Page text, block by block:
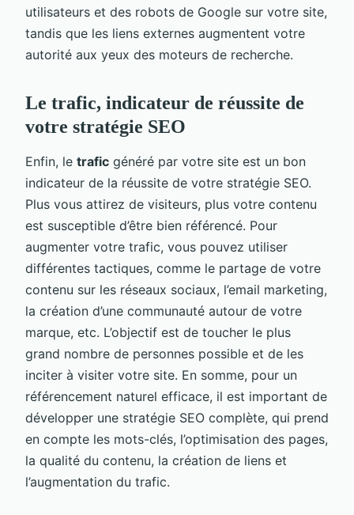
utilisateurs et des robots de Google sur votre site,
tandis que les liens externes augmentent votre
autorité aux yeux des moteurs de recherche.
Le trafic, indicateur de réussite de
votre stratégie SEO
Enfin, le trafic généré par votre site est un bon
indicateur de la réussite de votre stratégie SEO.
Plus vous attirez de visiteurs, plus votre contenu
est susceptible d’être bien référencé. Pour
augmenter votre trafic, vous pouvez utiliser
différentes tactiques, comme le partage de votre
contenu sur les réseaux sociaux, l’email marketing,
la création d’une communauté autour de votre
marque, etc. L’objectif est de toucher le plus
grand nombre de personnes possible et de les
inciter à visiter votre site. En somme, pour un
référencement naturel efficace, il est important de
développer une stratégie SEO complète, qui prend
en compte les mots-clés, l’optimisation des pages,
la qualité du contenu, la création de liens et
l’augmentation du trafic.